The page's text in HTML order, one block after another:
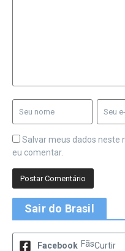
Salvar meus dados neste
eu comentar.
Sair do Brasil
Facebook FãsCurtir